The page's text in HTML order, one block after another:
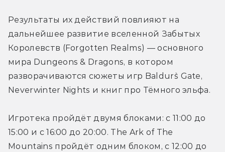
Результаты их действий повлияют на
дальнейшее развитие вселенной Забытых
Королевств (Forgotten Realms) — основного
мира Dungeons & Dragons, в котором
разворачиваются сюжеты игр Baldur`s Gate,
Neverwinter Nights и книг про Тёмного эльфа.
Игротека пройдёт двумя блоками: с 11:00 до
15:00 и с 16:00 до 20:00. The Ark of The
Mountains пройдёт одним блоком, с 12:00 до